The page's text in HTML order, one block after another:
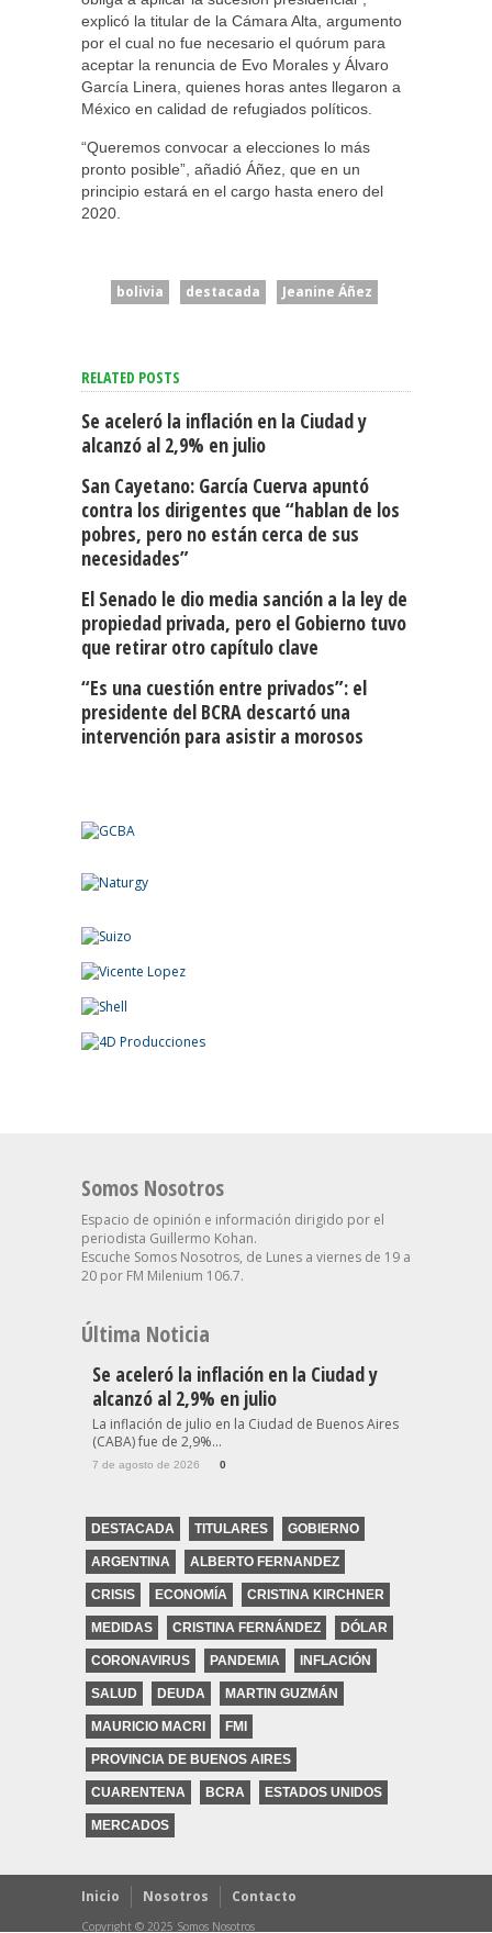
explicó la titular de la Cámara Alta, argumento
por el cual no fue necesario el quórum para
aceptar la renuncia de Evo Morales y Álvaro
García Linera, quienes horas antes llegaron a
México en calidad de refugiados políticos.
“Queremos convocar a elecciones lo más
pronto posible”, añadió Áñez, que en un
principio estará en el cargo hasta enero del
2020.
bolivia destacada Jeanine Áñez
RELATED POSTS
Se aceleró la inflación en la Ciudad y
alcanzó al 2,9% en julio
San Cayetano: García Cuerva apuntó
contra los dirigentes que “hablan de los
pobres, pero no están cerca de sus
necesidades”
El Senado le dio media sanción a la ley de
propiedad privada, pero el Gobierno tuvo
que retirar otro capítulo clave
“Es una cuestión entre privados”: el
presidente del BCRA descartó una
intervención para asistir a morosos
Somos Nosotros
Espacio de opinión e información dirigido por el
periodista Guillermo Kohan.
Escuche Somos Nosotros, de Lunes a viernes de 19 a
20 por FM Milenium 106.7.
Última Noticia
Se aceleró la inflación en la Ciudad y
alcanzó al 2,9% en julio
La inflación de julio en la Ciudad de Buenos Aires
(CABA) fue de 2,9%...
7 de agosto de 2026 0
DESTACADA TITULARES GOBIERNO
ARGENTINA ALBERTO FERNANDEZ
CRISIS ECONOMÍA CRISTINA KIRCHNER
MEDIDAS CRISTINA FERNÁNDEZ DÓLAR
CORONAVIRUS PANDEMIA INFLACIÓN
SALUD DEUDA MARTIN GUZMÁN
MAURICIO MACRI FMI
PROVINCIA DE BUENOS AIRES
CUARENTENA BCRA ESTADOS UNIDOS
MERCADOS
Inicio Nosotros Contacto
Copyright © 2025 Somos Nosotros